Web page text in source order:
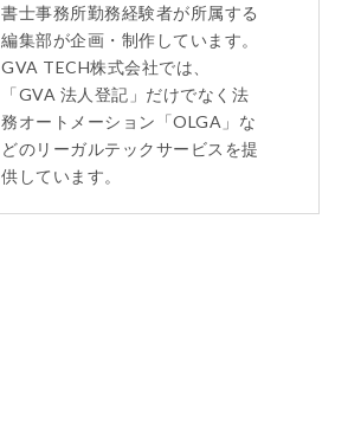
書士事務所勤務経験者が所属する
編集部が企画・制作しています。
GVA TECH株式会社では、
「GVA 法人登記」だけでなく法
務オートメーション「OLGA」な
どのリーガルテックサービスを提
供しています。